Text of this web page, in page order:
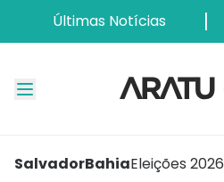
Últimas Notícias
SalvadorBahiaEleições 2026